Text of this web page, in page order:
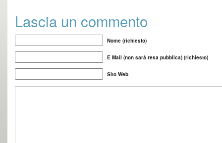
Lascia un commento
Nome (richiesto)
E Mail (non sarà resa pubblica) (richiesto)
Sito Web